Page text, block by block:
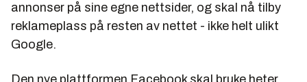
annonser på sine egne nettsider, og skal nå tilby
reklameplass på resten av nettet - ikke helt ulikt
Google.